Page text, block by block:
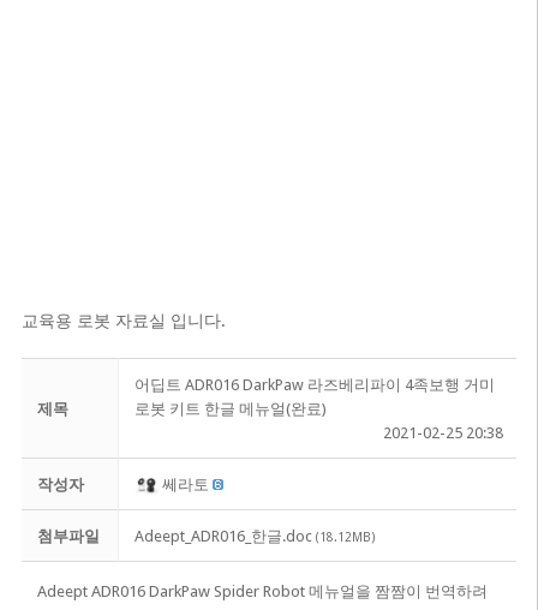
교육용 로봇 자료실 입니다.
제목
어딥트 ADR016 DarkPaw 라즈베리파이 4족보행 거미
로봇 키트 한글 메뉴얼(완료)
2021-02-25 20:38
작성자 쎄라토
첨부파일 Adeept_ADR016_한글.doc (18.12MB)
Adeept ADR016 DarkPaw Spider Robot 메뉴얼을 짬짬이 번역하려